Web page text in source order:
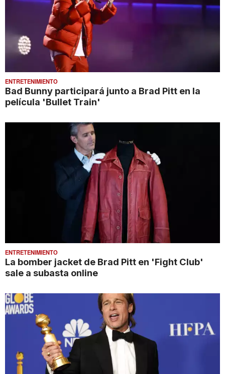
ENTRETENIMIENTO
Bad Bunny participará junto a Brad Pitt en la
película 'Bullet Train'
ENTRETENIMIENTO
La bomber jacket de Brad Pitt en 'Fight Club'
sale a subasta online